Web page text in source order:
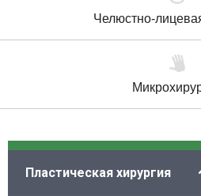
Челюстно-
Категории
Пластическая хирургия